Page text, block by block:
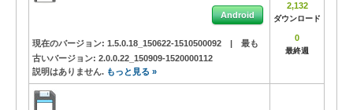
Android
現在のバージョン: 1.5.0.18_150622-1510500092 |
最も
古いバージョン: 2.0.0.22_150909-1520000112
説明はありません. もっと見る »
2,132
ダウンロード
0
最終週